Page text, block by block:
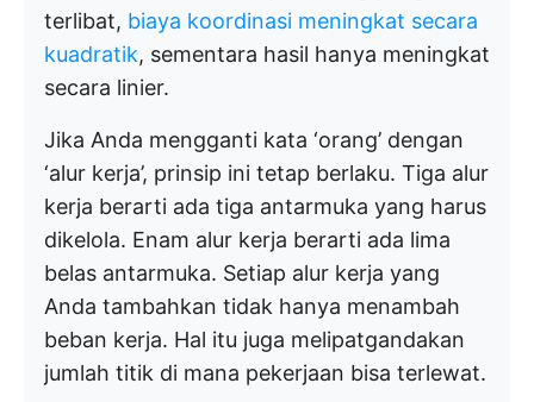
terlibat, biaya koordinasi meningkat secara
kuadratik, sementara hasil hanya meningkat
secara linier.
Jika Anda mengganti kata ‘orang’ dengan
‘alur kerja’, prinsip ini tetap berlaku. Tiga alur
kerja berarti ada tiga antarmuka yang harus
dikelola. Enam alur kerja berarti ada lima
belas antarmuka. Setiap alur kerja yang
Anda tambahkan tidak hanya menambah
beban kerja. Hal itu juga melipatgandakan
jumlah titik di mana pekerjaan bisa terlewat.